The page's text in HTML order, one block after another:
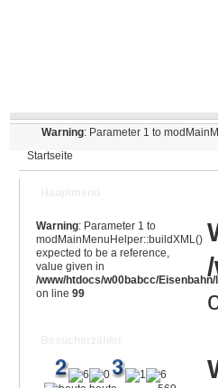
Warning: Parameter 1 to
Startseite
Warning: Parameter 1 to
modMainMenuHelper::buildXML()
expected to be a reference,
value given in
/www/htdocs/w00babcc/
on line 99